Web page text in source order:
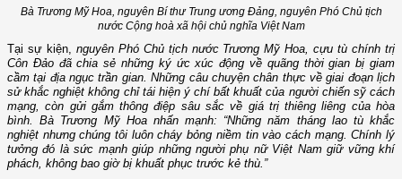
Bà Trương Mỹ Hoa, nguyên Bí thư Trung ương Đảng, nguyên Phó Chủ tịch
nước Cộng hoà xã hội chủ nghĩa Việt Nam
Tại sự kiện, nguyên Phó Chủ tịch nước Trương Mỹ Hoa, cựu tù chính trị
Côn Đảo đã chia sẻ những ký ức xúc động về quãng thời gian bị giam
cầm tại địa ngục trần gian. Những câu chuyện chân thực về giai đoạn lịch
sử khắc nghiệt không chỉ tái hiện ý chí bất khuất của người chiến sỹ cách
mạng, còn gửi gắm thông điệp sâu sắc về giá trị thiêng liêng của hòa
bình. Bà Trương Mỹ Hoa nhấn mạnh: “Những năm tháng lao tù khắc
nghiệt nhưng chúng tôi luôn cháy bỏng niềm tin vào cách mạng. Chính lý
tưởng đó là sức mạnh giúp những người phụ nữ Việt Nam giữ vững khí
phách, không bao giờ bị khuất phục trước kẻ thù.”